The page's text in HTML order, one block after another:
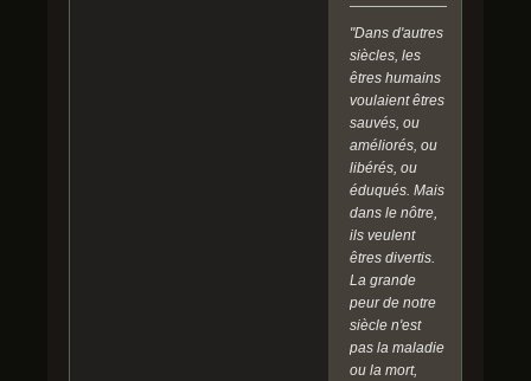
"Dans d'autres
siècles, les
êtres humains
voulaient êtres
sauvés, ou
améliorés, ou
libérés, ou
éduqués. Mais
dans le nôtre,
ils veulent
êtres divertis.
La grande
peur de notre
siècle n'est
pas la maladie
ou la mort,